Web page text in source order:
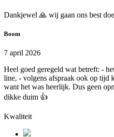
Dankjewel 🙏 wij gaan ons best
Boom
7 april 2026
Heel goed geregeld wat betreft: -
line, - volgens afspraak ook op tijd
want het was heerlijk. Dus geen
dikke duim 👍
Kwaliteit